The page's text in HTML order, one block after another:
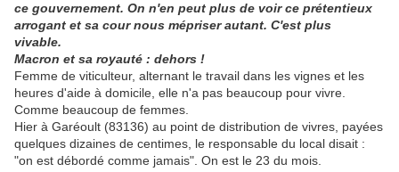
ce gouvernement. On n'en peut plus de voir ce prétentieux
arrogant et sa cour nous mépriser autant. C'est plus
vivable.
Macron et sa royauté : dehors !
Femme de viticulteur, alternant le travail dans les vignes et les
heures d'aide à domicile, elle n'a pas beaucoup pour vivre.
Comme beaucoup de femmes.
Hier à Garéoult (83136) au point de distribution de vivres, payées
quelques dizaines de centimes, le responsable du local disait :
"on est débordé comme jamais". On est le 23 du mois.